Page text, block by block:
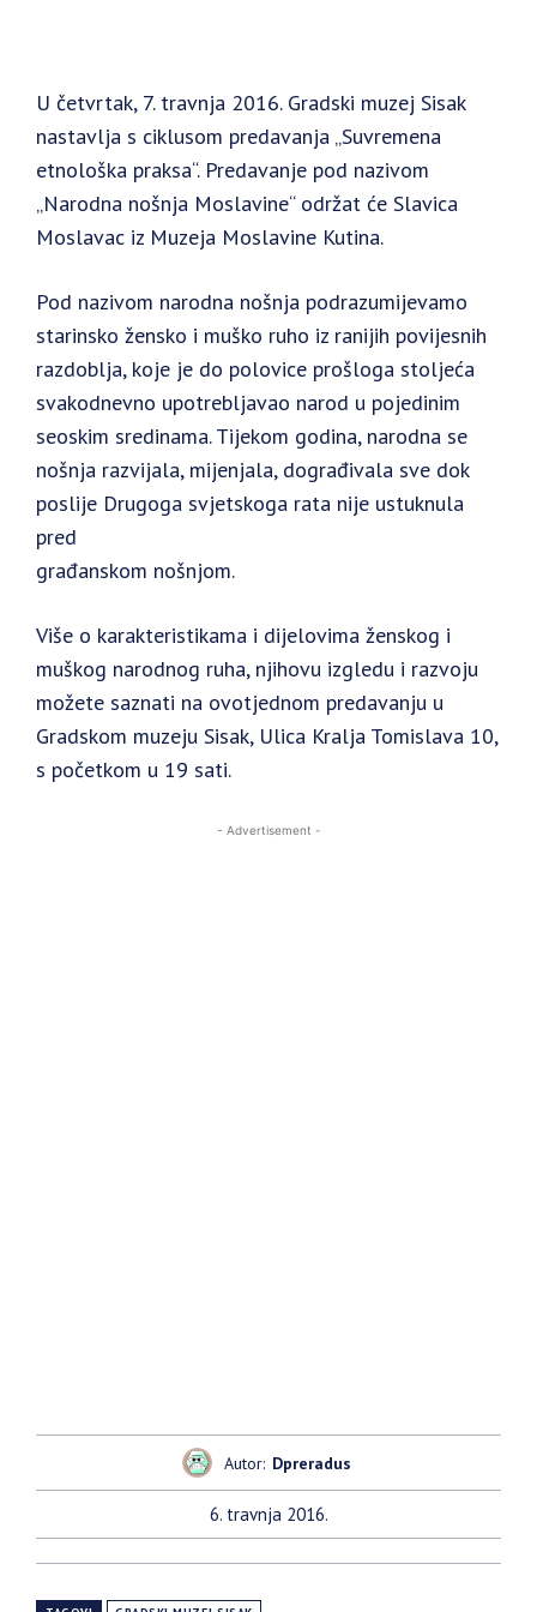
U četvrtak, 7. travnja 2016. Gradski muzej Sisak
nastavlja s ciklusom predavanja „Suvremena
etnološka praksa“. Predavanje pod nazivom
„Narodna nošnja Moslavine“ održat će Slavica
Moslavac iz Muzeja Moslavine Kutina.
Pod nazivom narodna nošnja podrazumijevamo
starinsko žensko i muško ruho iz ranijih povijesnih
razdoblja, koje je do polovice prošloga stoljeća
svakodnevno upotrebljavao narod u pojedinim
seoskim sredinama. Tijekom godina, narodna se
nošnja razvijala, mijenjala, dograđivala sve dok
poslije Drugoga svjetskoga rata nije ustuknula
pred
građanskom nošnjom.
Više o karakteristikama i dijelovima ženskog i
muškog narodnog ruha, njihovu izgledu i razvoju
možete saznati na ovotjednom predavanju u
Gradskom muzeju Sisak, Ulica Kralja Tomislava 10,
s početkom u 19 sati.
- Advertisement -
Autor: Dpreradus
6. travnja 2016.